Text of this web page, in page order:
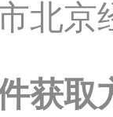
北京
获取